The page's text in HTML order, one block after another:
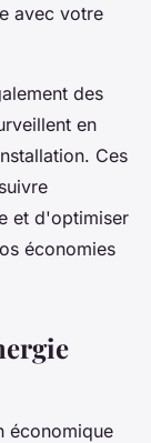
avec votre
des
en
Ces
et d'optimiser
économies
économique